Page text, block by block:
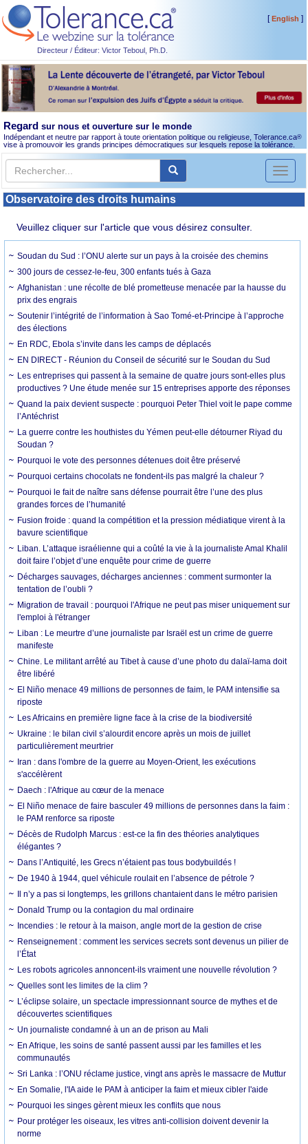
Directeur / Éditeur: Victor Teboul, Ph.D.
[English ]
Regard sur nous et ouverture sur le monde
Indépendant et neutre par rapport à toute orientation politique ou religieuse, Tolerance.ca®
vise à promouvoir les grands principes démocratiques sur lesquels repose la tolérance.
Toggle
Observatoire des droits humains
Veuillez cliquer sur l'article que vous désirez consulter.
Soudan du Sud : l’ONU alerte sur un pays à la croisée des chemins
300 jours de cessez-le-feu, 300 enfants tués à Gaza
Afghanistan : une récolte de blé prometteuse menacée par la hausse du
prix des engrais
Soutenir l’intégrité de l’information à Sao Tomé-et-Principe à l’approche
des élections
En RDC, Ebola s’invite dans les camps de déplacés
EN DIRECT - Réunion du Conseil de sécurité sur le Soudan du Sud
Les entreprises qui passent à la semaine de quatre jours sont-elles plus
productives ? Une étude menée sur 15 entreprises apporte des réponses
Quand la paix devient suspecte : pourquoi Peter Thiel voit le pape comme
l’Antéchrist
La guerre contre les houthistes du Yémen peut-elle détourner Riyad du
Soudan ?
Pourquoi le vote des personnes détenues doit être préservé
Pourquoi certains chocolats ne fondent-ils pas malgré la chaleur ?
Pourquoi le fait de naître sans défense pourrait être l’une des plus
grandes forces de l’humanité
Fusion froide : quand la compétition et la pression médiatique virent à la
bavure scientifique
Liban. L’attaque israélienne qui a coûté la vie à la journaliste Amal Khalil
doit faire l’objet d’une enquête pour crime de guerre
Décharges sauvages, décharges anciennes : comment surmonter la
tentation de l’oubli ?
Migration de travail : pourquoi l'Afrique ne peut pas miser uniquement sur
l'emploi à l'étranger
Liban : Le meurtre d’une journaliste par Israël est un crime de guerre
manifeste
Chine. Le militant arrêté au Tibet à cause d’une photo du dalaï-lama doit
être libéré
El Niño menace 49 millions de personnes de faim, le PAM intensifie sa
riposte
Les Africains en première ligne face à la crise de la biodiversité
Ukraine : le bilan civil s’alourdit encore après un mois de juillet
particulièrement meurtrier
Iran : dans l'ombre de la guerre au Moyen-Orient, les exécutions
s'accélèrent
Daech : l'Afrique au cœur de la menace
El Niño menace de faire basculer 49 millions de personnes dans la faim :
le PAM renforce sa riposte
Décès de Rudolph Marcus : est-ce la fin des théories analytiques
élégantes ?
Dans l’Antiquité, les Grecs n’étaient pas tous bodybuildés !
De 1940 à 1944, quel véhicule roulait en l’absence de pétrole ?
Il n’y a pas si longtemps, les grillons chantaient dans le métro parisien
Donald Trump ou la contagion du mal ordinaire
Incendies : le retour à la maison, angle mort de la gestion de crise
Renseignement : comment les services secrets sont devenus un pilier de
l’État
Les robots agricoles annoncent-ils vraiment une nouvelle révolution ?
Quelles sont les limites de la clim ?
L’éclipse solaire, un spectacle impressionnant source de mythes et de
découvertes scientifiques
Un journaliste condamné à un an de prison au Mali
En Afrique, les soins de santé passent aussi par les familles et les
communautés
Sri Lanka : l’ONU réclame justice, vingt ans après le massacre de Muttur
En Somalie, l'IA aide le PAM à anticiper la faim et mieux cibler l'aide
Pourquoi les singes gèrent mieux les conflits que nous
Pour protéger les oiseaux, les vitres anti-collision doivent devenir la
norme